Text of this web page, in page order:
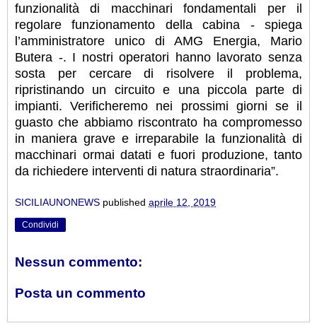
funzionalità di macchinari fondamentali per il
regolare funzionamento della cabina - spiega
l’amministratore unico di AMG Energia, Mario
Butera -. I nostri operatori hanno lavorato senza
sosta per cercare di risolvere il problema,
ripristinando un circuito e una piccola parte di
impianti. Verificheremo nei prossimi giorni se il
guasto che abbiamo riscontrato ha compromesso
in maniera grave e irreparabile la funzionalità di
macchinari ormai datati e fuori produzione, tanto
da richiedere interventi di natura straordinaria”.
SICILIAUNONEWS published aprile 12, 2019
Condividi
Nessun commento:
Posta un commento